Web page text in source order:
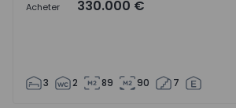
Acheter 330.000 €
3 2 89 90 7